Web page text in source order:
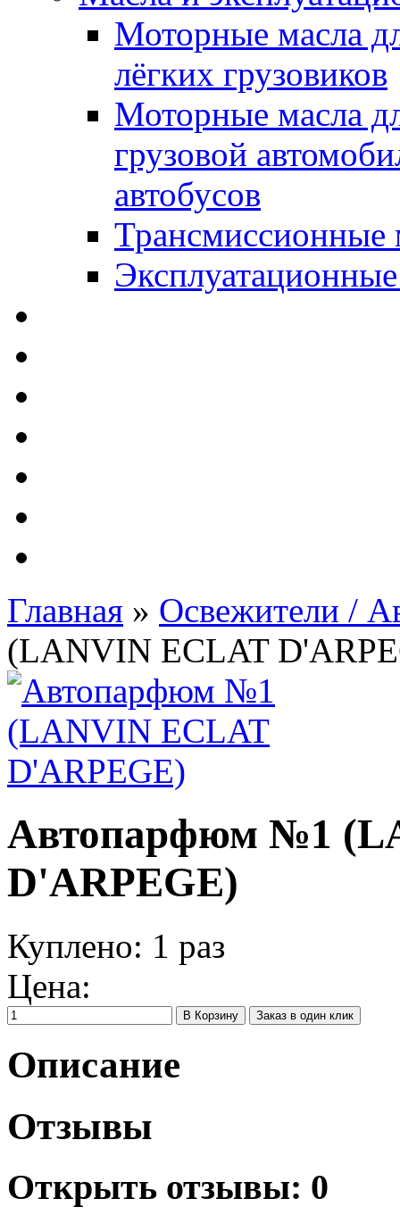
Моторные масла
лёгких грузовиков
Моторные масла
грузовой
автобусов
Трансмиссионные
Главная » Освежители /
(LANVIN ECLAT
Автопарфюм №1
D'ARPEGE)
Куплено: 1 раз
Цена:
Заказ в один клик
Описание
Отзывы
Открыть отзывы: 0